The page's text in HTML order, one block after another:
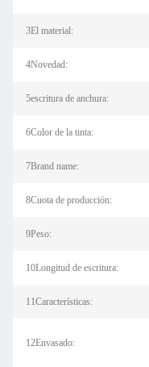
3El material:
4Novedad:
5escritura de anchura:
6Color de la tinta:
7Brand name:
8Cuota de producción:
9Peso:
10Longitud de escritura:
11Características:
12Envasado: